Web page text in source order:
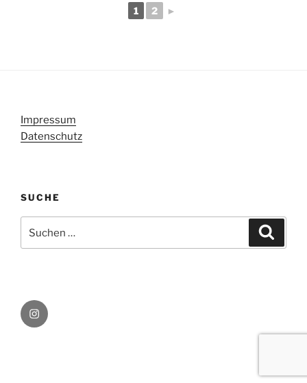
1 2 ►
Impressum
Datenschutz
SUCHE
nach:
Instagram